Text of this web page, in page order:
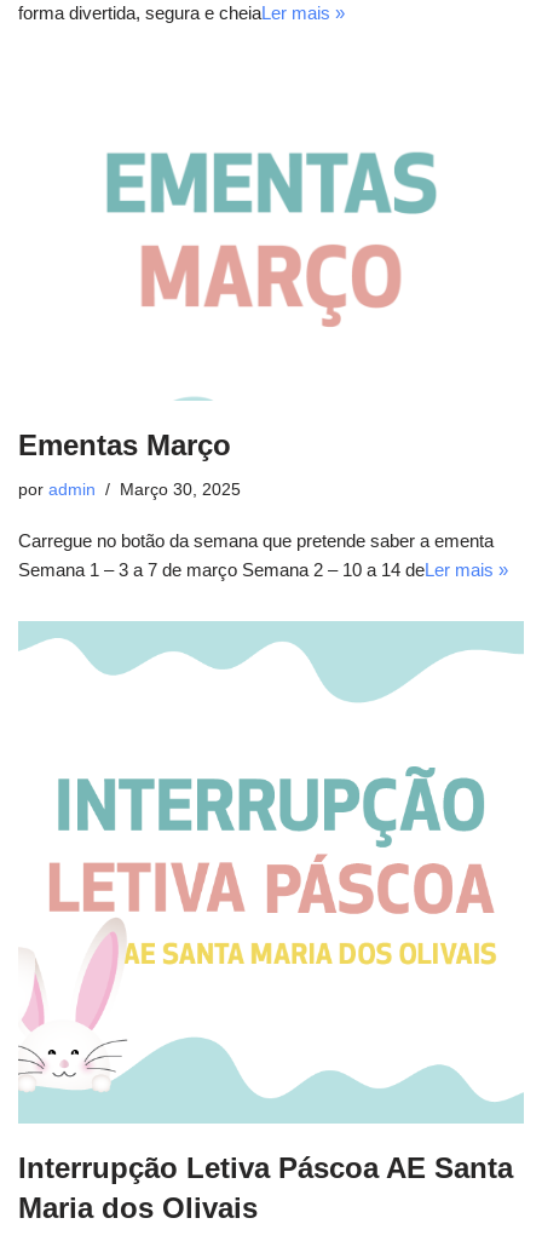
forma divertida, segura e cheiaLer mais »
Ementas Março
por admin Março 30, 2025
Carregue no botão da semana que pretende saber a ementa
Semana 1 – 3 a 7 de março Semana 2 – 10 a 14 deLer mais »
Interrupção Letiva Páscoa AE Santa
Maria dos Olivais